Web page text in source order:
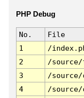
PHP Debug
No. File
1
/
2
/
3
/
4
/